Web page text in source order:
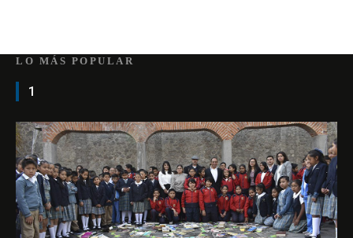
LO MÁS POPULAR
1